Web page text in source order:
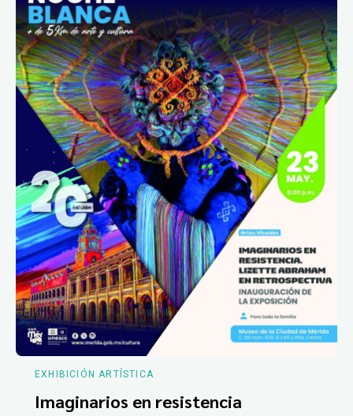
EXHIBICIÓN ARTÍSTICA
Imaginarios en resistencia